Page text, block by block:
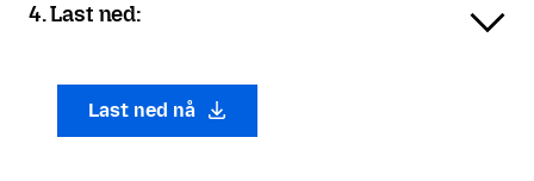
4. Last ned:
Last ned nå